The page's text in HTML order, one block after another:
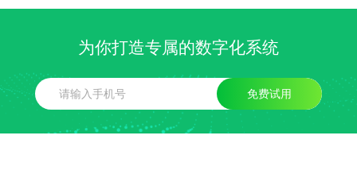
为你打造专属的数字化系统
免费试用